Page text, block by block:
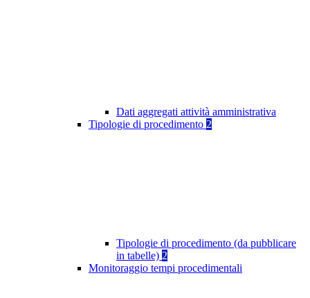
Dati aggregati attività amministrativa
Tipologie di procedimento 2
Tipologie di procedimento (da pubblicare
in tabelle) 2
Monitoraggio tempi procedimentali